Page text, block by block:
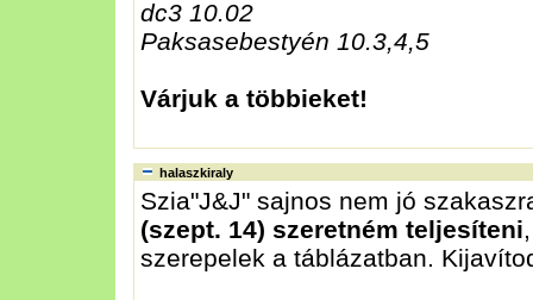
dc3 10.02
Paksasebestyén 10.3,4,5
Várjuk a többieket!
halaszkiraly
Szia"J&J" sajnos nem jó
(szept. 14) szeretném teljesíteni
szerepelek a táblázatban.